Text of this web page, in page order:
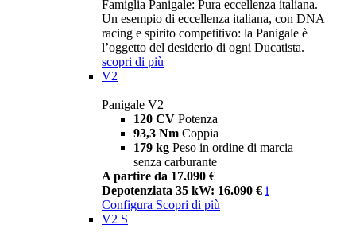
Famiglia Panigale: Pura eccellenza italiana.
Un esempio di eccellenza italiana, con DNA
racing e spirito competitivo: la Panigale è
l’oggetto del desiderio di ogni Ducatista.
scopri di più
V2
Panigale V2
120 CV Potenza
93,3 Nm Coppia
179 kg Peso in ordine di marcia
senza carburante
A partire da 17.090 €
Depotenziata 35 kW: 16.090 € i
Configura Scopri di più
V2 S